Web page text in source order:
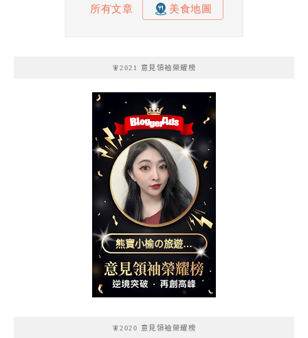
🧚2021 意見領袖榮耀榜
熊寶小榆の旅遊日
記
🧚2020 意見領袖榮耀榜